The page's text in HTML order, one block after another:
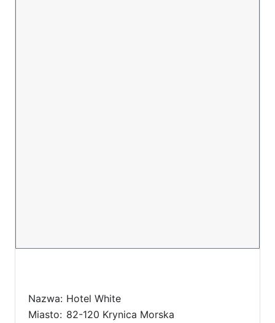
Nazwa: Hotel White
Miasto: 82-120 Krynica Morska